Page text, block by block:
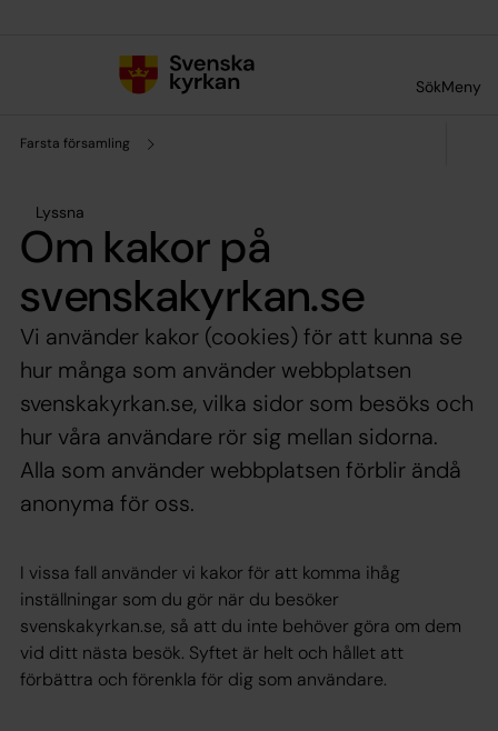
SökMeny
Farsta församling
Lyssna
Om kakor på
svenskakyrkan.se
Vi använder kakor (cookies) för att kunna se
hur många som använder webbplatsen
svenskakyrkan.se, vilka sidor som besöks och
hur våra användare rör sig mellan sidorna.
Alla som använder webbplatsen förblir ändå
anonyma för oss.
I vissa fall använder vi kakor för att komma ihåg
inställningar som du gör när du besöker
svenskakyrkan.se, så att du inte behöver göra om dem
vid ditt nästa besök. Syftet är helt och hållet att
förbättra och förenkla för dig som användare.